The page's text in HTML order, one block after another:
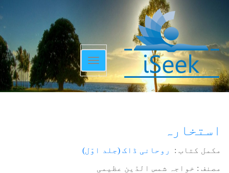
Toggle
navigation
استخارہ
مکمل کتاب : روحانی ڈاک (جلد اوّل)
مصنف : خواجہ شمس الدّین عظیمی